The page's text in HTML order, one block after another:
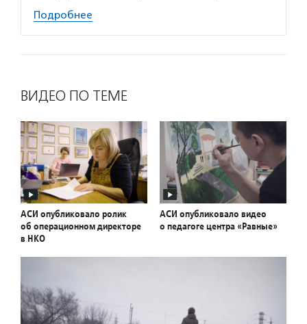
Подробнее
ВИДЕО ПО ТЕМЕ
АСИ опубликовало ролик
об операционном директоре
в НКО
АСИ опубликовало видео
о педагоге центра «Равные»